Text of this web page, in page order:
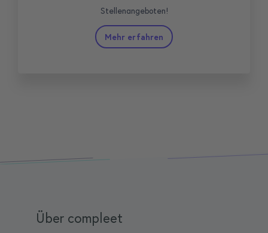
Stellenangeboten!
Mehr erfahren
Über compleet